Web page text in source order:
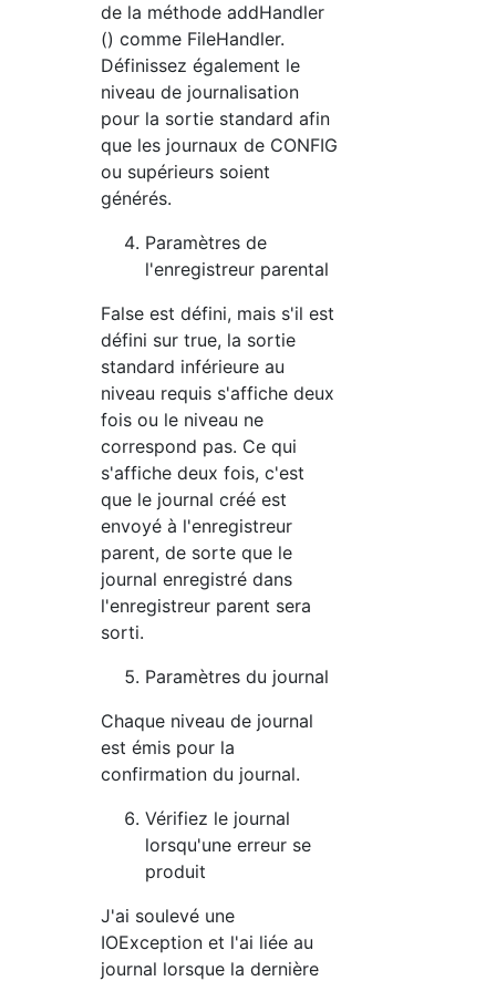
de la méthode addHandler
() comme FileHandler.
Définissez également le
niveau de journalisation
pour la sortie standard afin
que les journaux de CONFIG
ou supérieurs soient
générés.
Paramètres de
l'enregistreur parental
False est défini, mais s'il est
défini sur true, la sortie
standard inférieure au
niveau requis s'affiche deux
fois ou le niveau ne
correspond pas. Ce qui
s'affiche deux fois, c'est
que le journal créé est
envoyé à l'enregistreur
parent, de sorte que le
journal enregistré dans
l'enregistreur parent sera
sorti.
Paramètres du journal
Chaque niveau de journal
est émis pour la
confirmation du journal.
Vérifiez le journal
lorsqu'une erreur se
produit
J'ai soulevé une
IOException et l'ai liée au
journal lorsque la dernière